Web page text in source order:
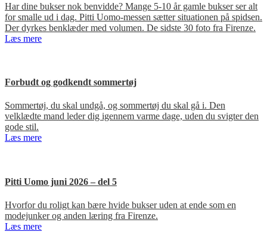
Har dine bukser nok benvidde? Mange 5-10 år gamle bukser ser alt
for smalle ud i dag. Pitti Uomo-messen sætter situationen på spidsen.
Der dyrkes benklæder med volumen. De sidste 30 foto fra Firenze.
Læs mere
Forbudt og godkendt sommertøj
Sommertøj, du skal undgå, og sommertøj du skal gå i. Den
velklædte mand leder dig igennem varme dage, uden du svigter den
gode stil.
Læs mere
Pitti Uomo juni 2026 – del 5
Hvorfor du roligt kan bære hvide bukser uden at ende som en
modejunker og anden læring fra Firenze.
Læs mere